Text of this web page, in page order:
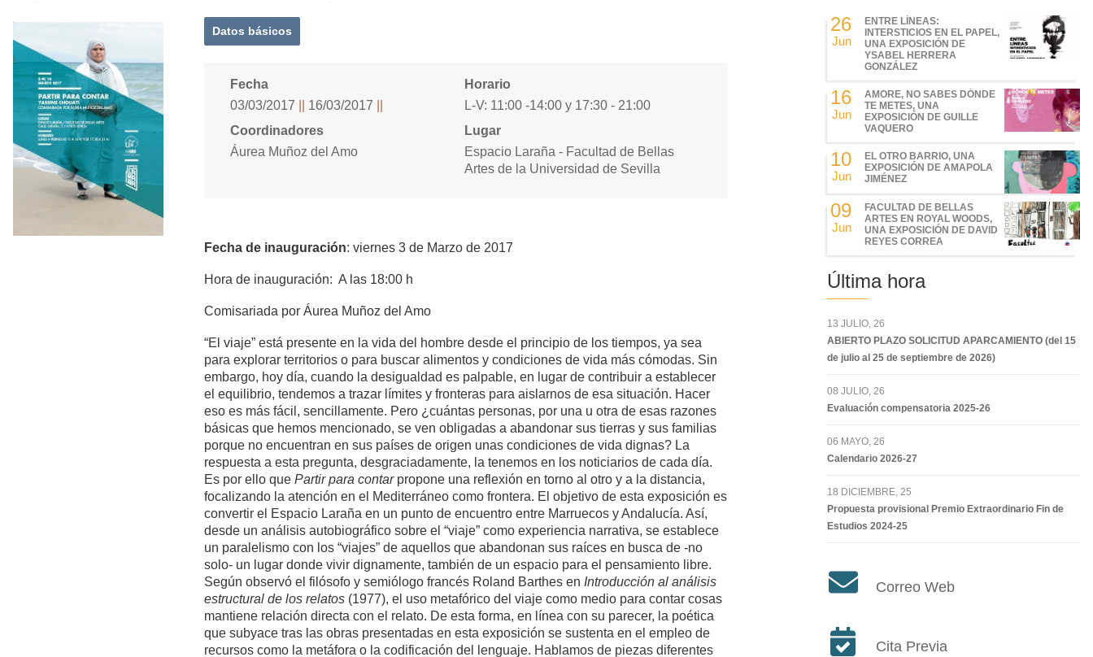
Datos básicos
(solapa
Fecha
03/03/2017
16/03/2017
Horario
L-V: 11:00 -14:00 y 17:30 - 21:00
Coordinadores
Áurea Muñoz del Amo
Lugar
Espacio Laraña - Facultad de Bellas
Artes de la Universidad de Sevilla
Fecha de inauguración: viernes 3 de Marzo de 2017
Hora de inauguración: A las 18:00 h
Comisariada por Áurea Muñoz del Amo
“El viaje” está presente en la vida del hombre desde el principio de los tiempos, ya sea
para explorar territorios o para buscar alimentos y condiciones de vida más cómodas. Sin
embargo, hoy día, cuando la desigualdad es palpable, en lugar de contribuir a establecer
el equilibrio, tendemos a trazar límites y fronteras para aislarnos de esa situación. Hacer
eso es más fácil, sencillamente. Pero ¿cuántas personas, por una u otra de esas razones
básicas que hemos mencionado, se ven obligadas a abandonar sus tierras y sus familias
porque no encuentran en sus países de origen unas condiciones de vida dignas? La
respuesta a esta pregunta, desgraciadamente, la tenemos en los noticiarios de cada día.
Es por ello que Partir para contar propone una reflexión en torno al otro y a la distancia,
focalizando la atención en el Mediterráneo como frontera. El objetivo de esta exposición es
convertir el Espacio Laraña en un punto de encuentro entre Marruecos y Andalucía. Así,
desde un análisis autobiográfico sobre el “viaje” como experiencia narrativa, se establece
un paralelismo con los “viajes” de aquellos que abandonan sus raíces en busca de -no
solo- un lugar donde vivir dignamente, también de un espacio para el pensamiento libre.
Según observó el filósofo y semiólogo francés Roland Barthes en Introducción al análisis
estructural de los relatos (1977), el uso metafórico del viaje como medio para contar cosas
mantiene relación directa con el relato. De esta forma, en línea con su parecer, la poética
que subyace tras las obras presentadas en esta exposición se sustenta en el empleo de
recursos como la metáfora o la codificación del lenguaje. Hablamos de piezas diferentes
26
Jun
ENTRE LÍNEAS:
INTERSTICIOS EN EL PAPEL,
UNA EXPOSICIÓN DE
YSABEL HERRERA
GONZÁLEZ
16
Jun
AMORE, NO SABES DÓNDE
TE METES, UNA
EXPOSICIÓN DE GUILLE
VAQUERO
10
Jun
EL OTRO BARRIO, UNA
EXPOSICIÓN DE AMAPOLA
JIMÉNEZ
09
Jun
FACULTAD DE BELLAS
ARTES EN ROYAL WOODS,
UNA EXPOSICIÓN DE DAVID
REYES CORREA
Última hora
13 JULIO, 26
ABIERTO PLAZO SOLICITUD APARCAMIENTO (del 15
de julio al 25 de septiembre de 2026)
08 JULIO, 26
Evaluación compensatoria 2025-26
06 MAYO, 26
Calendario 2026-27
18 DICIEMBRE, 25
Propuesta provisional Premio Extraordinario Fin de
Estudios 2024-25
Correo Web
Cita Previa